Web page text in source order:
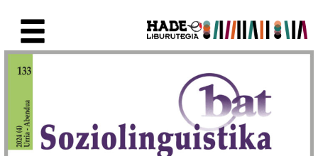
Fiche de Nouveaux Livres -